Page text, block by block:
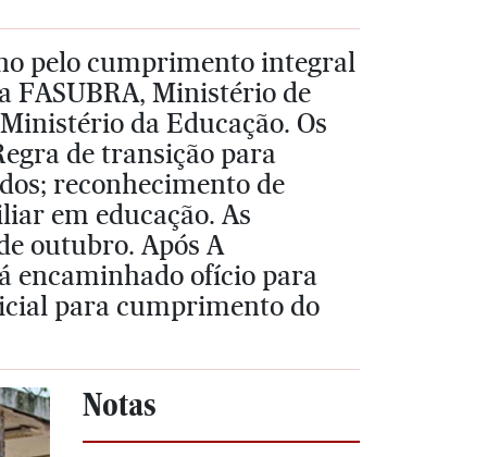
pelo cumprimento integral
FASUBRA, Ministério de
da Educação. Os
de transição para
reconhecimento de
em educação. As
outubro. Após A
encaminhado ofício para
para cumprimento do
Notas